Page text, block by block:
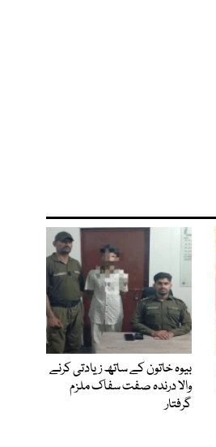
بیوہ خاتون کے ساتھ زیادتی کرنے
والا درندہ صفت سفاک ملزم
گرفتار